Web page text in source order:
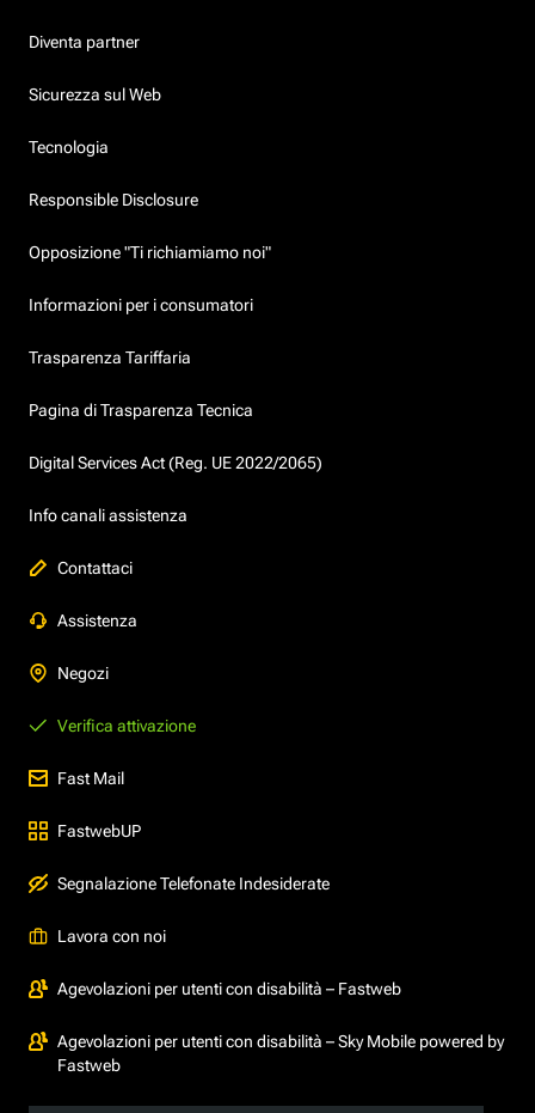
Diventa partner
Sicurezza sul Web
Tecnologia
Responsible Disclosure
Opposizione "Ti richiamiamo noi"
Informazioni per i consumatori
Trasparenza Tariffaria
Pagina di Trasparenza Tecnica
Digital Services Act (Reg. UE 2022/2065)
Info canali assistenza
Contattaci
Assistenza
Negozi
Verifica attivazione
Fast Mail
FastwebUP
Segnalazione Telefonate Indesiderate
Lavora con noi
Agevolazioni per utenti con disabilità – Fastweb
Agevolazioni per utenti con disabilità – Sky Mobile powered by
Fastweb